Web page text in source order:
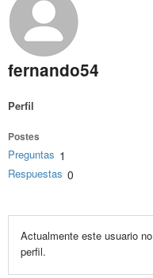
fernando54
Perfil
Postes
Preguntas 1
Respuestas 0
Actualmente este usuario
perfil.